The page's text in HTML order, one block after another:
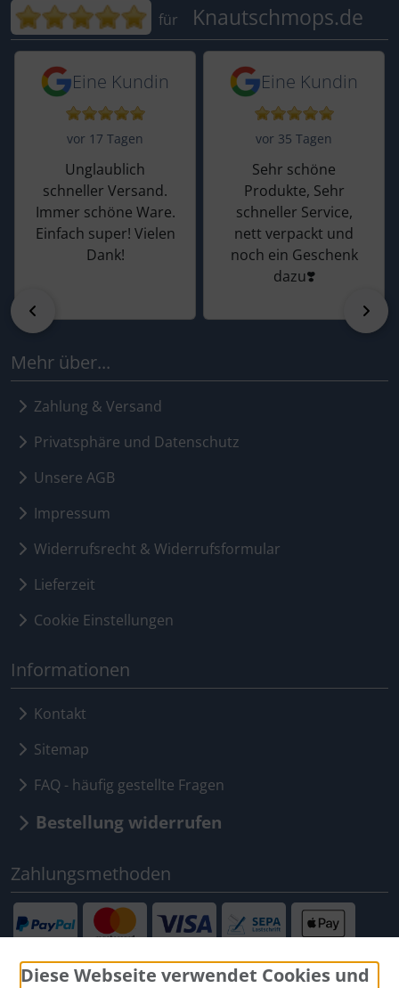
Bewertungen für Knautschmops.de:
für Knautschmops.de
5 von 5 Sternen von einer Kundin vor
Eine Kundin
vor 17 Tagen
Unglaublich
schneller Versand.
Immer schöne Ware.
Einfach super! Vielen
Dank!
5 von 5 Sternen
Eine Kundin
vor 35 Tagen
Sehr schöne
Produkte, Sehr
schneller Service,
nett verpackt und
noch ein Geschenk
dazu❣️
vor
Mehr über...
Zahlung & Versand
Privatsphäre und Datenschutz
Unsere AGB
Impressum
Widerrufsrecht & Widerrufsformular
Lieferzeit
Cookie Einstellungen
Informationen
Kontakt
Sitemap
FAQ - häufig gestellte Fragen
Bestellung widerrufen
Zahlungsmethoden
Diese Webseite verwendet Cookies und